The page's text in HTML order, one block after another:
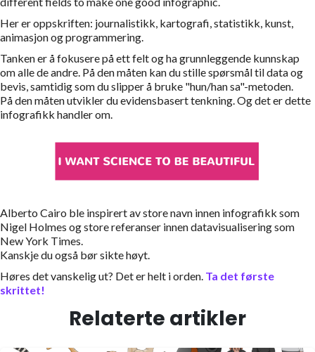
Her er oppskriften: journalistikk, kartografi, statistikk, kunst,
animasjon og programmering.
Tanken er å fokusere på ett felt og ha grunnleggende kunnskap
om alle de andre. På den måten kan du stille spørsmål til data og
bevis, samtidig som du slipper å bruke "hun/han sa"-metoden.
På den måten utvikler du evidensbasert tenkning. Og det er dette
infografikk handler om.
Alberto Cairo ble inspirert av store navn innen infografikk som
Nigel Holmes og store referanser innen datavisualisering som
New York Times.
Kanskje du også bør sikte høyt.
Høres det vanskelig ut? Det er helt i orden. Ta det første
skrittet!
Relaterte artikler